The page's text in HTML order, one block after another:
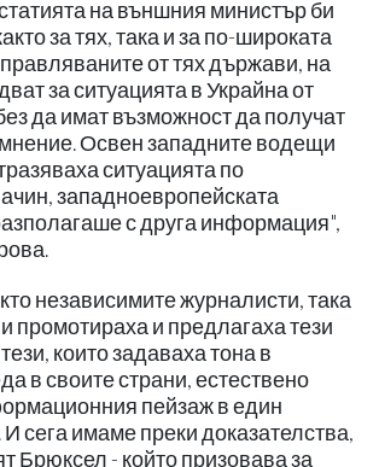
на външния министър би
за тях, така и за по-широката
от тях държави, на
за ситуацията в Украйна от
да имат възможност да получат
Освен западните водещи
ситуацията по
западноевропейската
с друга информация",
независимите журналисти, така
промотираха и предлагаха тези
които задаваха тона в
в своите страни, естествено
пейзаж в един
сега имаме преки доказателства,
Брюксел - който призовава за